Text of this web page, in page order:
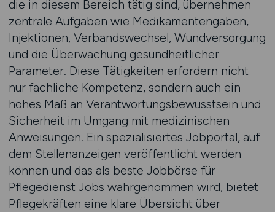
die in diesem Bereich tätig sind, übernehmen
zentrale Aufgaben wie Medikamentengaben,
Injektionen, Verbandswechsel, Wundversorgung
und die Überwachung gesundheitlicher
Parameter. Diese Tätigkeiten erfordern nicht
nur fachliche Kompetenz, sondern auch ein
hohes Maß an Verantwortungsbewusstsein und
Sicherheit im Umgang mit medizinischen
Anweisungen. Ein spezialisiertes Jobportal, auf
dem Stellenanzeigen veröffentlicht werden
können und das als beste Jobbörse für
Pflegedienst Jobs wahrgenommen wird, bietet
Pflegekräften eine klare Übersicht über